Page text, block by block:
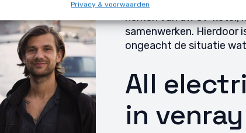
gegevensbronnen met elkaar matchen en combineren,
informatie.
voor beveiliging, fraude voorkomen en detecteren en
Advertenties en content leveren en tonen,
opslaan en delen.
Privacy & voorwaardenwarmtepomp in Venray
nemen van uw cv-ketel,
samenwerken. Hierdoor
ongeacht de situatie
All
in venray